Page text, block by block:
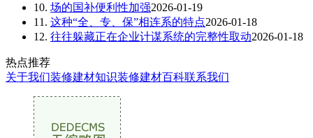
10. 场的国补便利性加强2026-01-19
11. 这种“全、专、保”相连系的特点2026-01-18
12. 往往躲藏正在企业计谋系统的完整性取动2026-01-18
热点推荐
关于我们装修建材知识装修建材百科联系我们